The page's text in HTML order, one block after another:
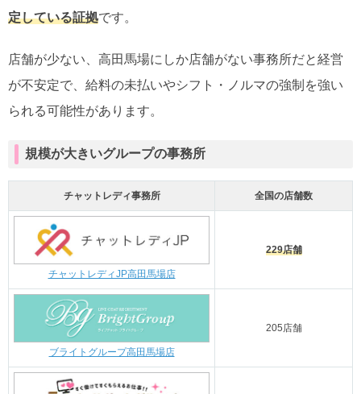
定している証拠です。
店舗が少ない、高田馬場にしか店舗がない事務所だと経営
が不安定で、給料の未払いやシフト・ノルマの強制を強い
られる可能性があります。
規模が大きいグループの事務所
チャットレディ事務所 全国の店舗数
チャットレディJP高田馬場店
229店舗
ブライトグループ高田馬場店
205店舗